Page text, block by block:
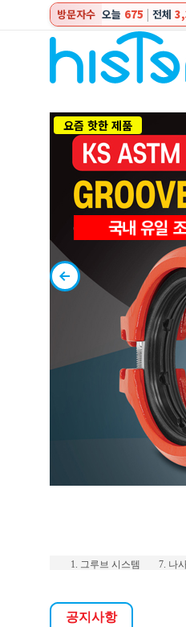
방문자수 오늘 675 | 전체
요즘 핫한 제품
국내 유일
1. 그루브 시스템 7. 나
공지사항